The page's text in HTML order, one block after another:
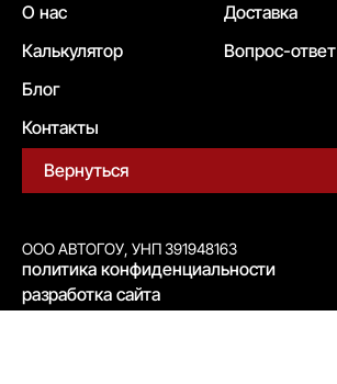
О нас
Калькулятор
Блог
Контакты
Доставка
Вопрос-ответ
Вернуться
ООО АВТОГОУ, УНП 391948163
политика конфиденциальности
разработка сайта